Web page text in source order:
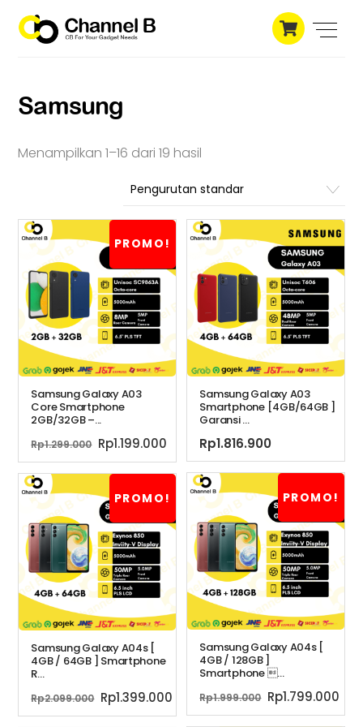
content
Cart
Samsung
Menampilkan 1–16 dari 19 hasil
PROMO!
Samsung Galaxy A03
Core Smartphone
2GB/32GB –...
Rp1.299.000 Harga
aslinya
adalah:
Rp1.299.000.
Rp1.199.000 Harga
saat
ini
adalah:
Rp1.199.000.
Samsung Galaxy A03
Smartphone [4GB/64GB ]
Garansi ...
Rp1.816.900
PROMO!
Samsung Galaxy A04s [
4GB / 128GB ]
Smartphone ...
Rp1.999.000 Harga
aslinya
Rp1.799.000
PROMO!
Samsung Galaxy A04s [
4GB / 64GB ] Smartphone
R...
Rp2.099.000 Harga
aslinya
Rp1.399.000 Harga
saat